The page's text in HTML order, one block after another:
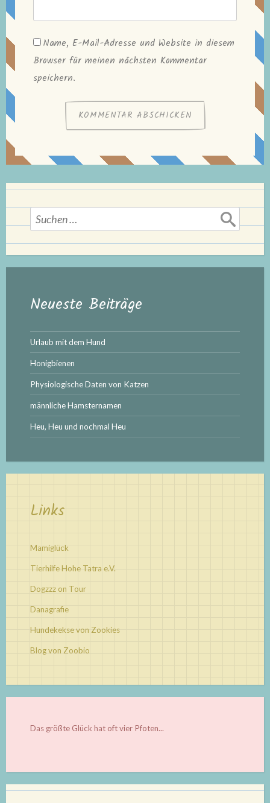
Name, E-Mail-Adresse und Website in diesem
Browser für meinen nächsten Kommentar
speichern.
Suchen
nach:
Neueste Beiträge
Urlaub mit dem Hund
Honigbienen
Physiologische Daten von Katzen
männliche Hamsternamen
Heu, Heu und nochmal Heu
Links
Mamiglück
Tierhilfe Hohe Tatra e.V.
Dogzzz on Tour
Danagrafie
Hundekekse von Zookies
Blog von Zoobio
Das größte Glück hat oft vier Pfoten...